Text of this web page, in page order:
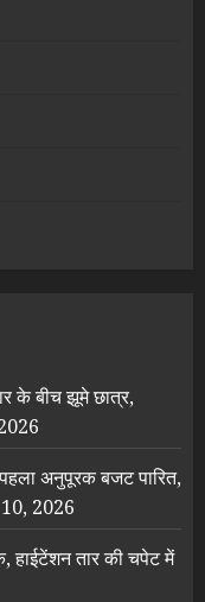
के बीच झूमे छात्र,
अनुपूरक बजट पारित,
2026
हाईटेंशन तार की चपेट में